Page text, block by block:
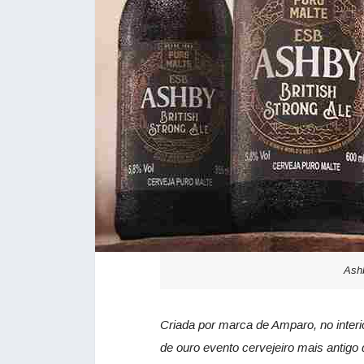
Criada por marca de Amparo, no
de ouro evento cervejeiro mais antigo